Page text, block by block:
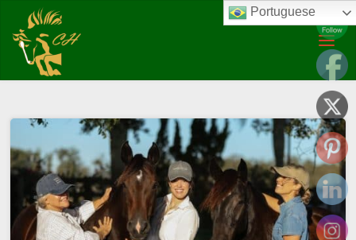
Portuguese